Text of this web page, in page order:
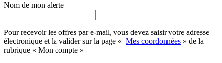
Nom de mon alerte
Pour recevoir les offres par e-mail, vous devez saisir votre adresse
électronique et la valider sur la page « Mes coordonnées » de la
rubrique « Mon compte »